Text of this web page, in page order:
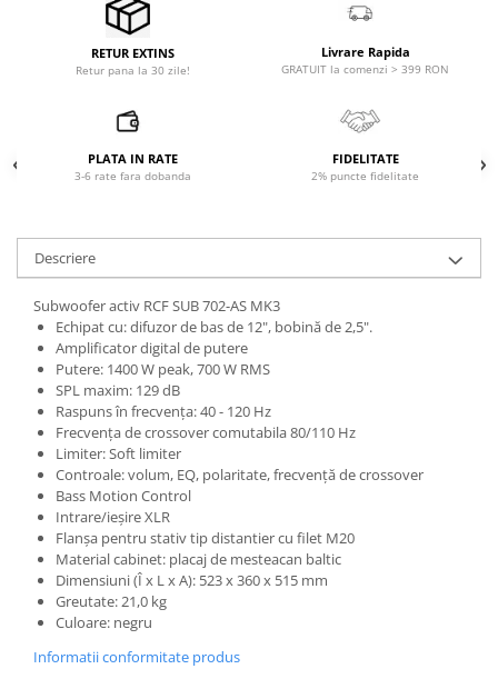
Preamplificatoare
Protectii antifonice pentru urechi
Recordere de studio
Sintetizatoare
Tratament acustic
Lumini si efecte
Accesorii pentru lumini
Bare Led
Cabluri de Alimentare
Case-uri de lumini
Comenzi si controllere
Ecrane LED
Efecte de lumini
Lasere
Masini de fum si ceata
Mixere DMX
Moving Head-uri
Par Led si Pinspot
Proiectoare
RETUR EXTINS
Retur pana la 30 zile!
Livrare Rapida
GRATUIT la comenzi > 399 RON
PLATA IN RATE
3-6 rate fara dobanda
FIDELITATE
2% puncte fidelitate
Descriere
Subwoofer activ RCF SUB 702-AS MK3
Echipat cu: difuzor de bas de 12", bobină de 2,5".
Amplificator digital de putere
Putere: 1400 W peak, 700 W RMS
SPL maxim: 129 dB
Raspuns în frecvența: 40 - 120 Hz
Frecvența de crossover comutabila 80/110 Hz
Limiter: Soft limiter
Controale: volum, EQ, polaritate, frecvență de crossover
Bass Motion Control
Intrare/ieșire XLR
Flanșa pentru stativ tip distantier cu filet M20
Material cabinet: placaj de mesteacan baltic
Dimensiuni (Î x L x A): 523 x 360 x 515 mm
Greutate: 21,0 kg
Culoare: negru
Informatii conformitate produs